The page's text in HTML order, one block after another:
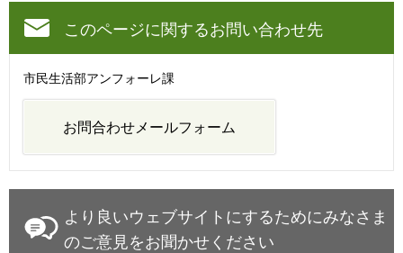
このページに関するお問い合わせ先
市民生活部アンフォーレ課
より良いウェブサイトにするためにみなさま
のご意見をお聞かせください